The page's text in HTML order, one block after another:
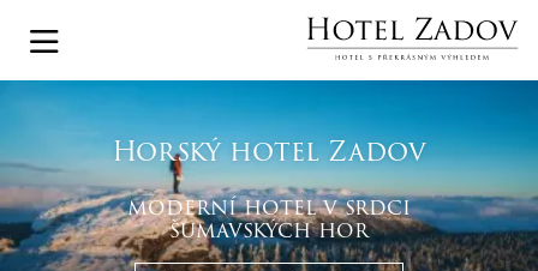
Horský hotel Zadov
moderní hotel v srdci
šumavských hor